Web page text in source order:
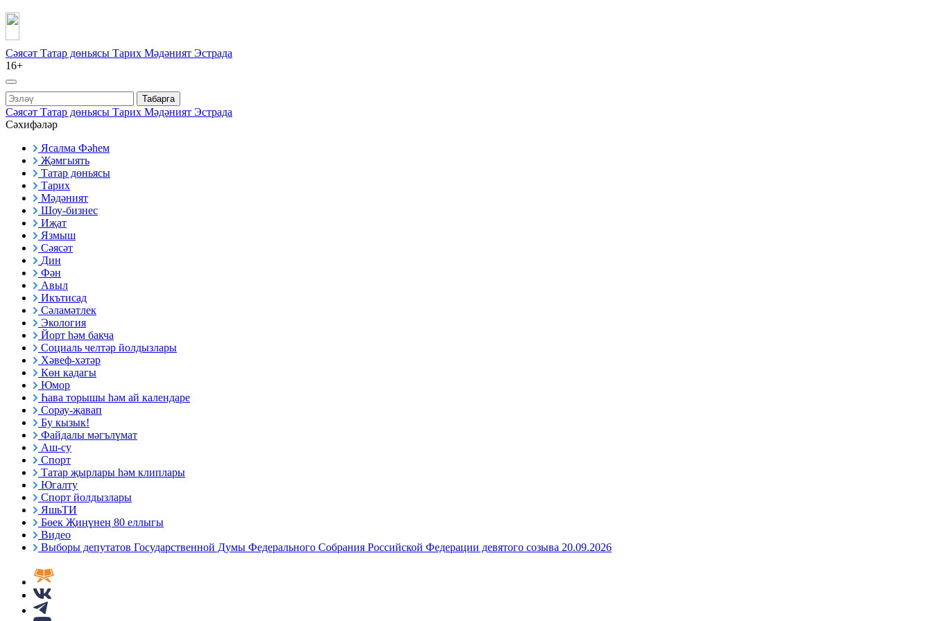
Сәясәт Татар дөньясы Тарих Мәдәният Эстрада
16+
Табарга
Сәясәт Татар дөньясы Тарих Мәдәният Эстрада
Сәхифәләр
Ясалма Фәһем
Җәмгыять
Татар дөньясы
Тарих
Мәдәният
Шоу-бизнес
Иҗат
Язмыш
Сәясәт
Дин
Фән
Авыл
Икътисад
Сәламәтлек
Экология
Йорт һәм бакча
Социаль челтәр йолдызлары
Хәвеф-хәтәр
Көн кадагы
Юмор
Һава торышы һәм ай календаре
Сорау-җавап
Бу кызык!
Файдалы мәгълүмат
Аш-су
Спорт
Татар җырлары һәм клиплары
Югалту
Спорт йолдызлары
ЯшьТИ
Бөек Җиңүнең 80 еллыгы
Видео
Выборы депутатов Государственной Думы Федерального Собрания Российской Федерации девятого созыва 20.09.2026